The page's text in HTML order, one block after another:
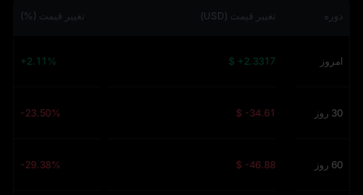
دوره تغییر قیمت (USD) تغییر قیمت (%)
امروز $ +2.3317
+2.11%
30 روز $ -34.61
-23.50%
60 روز $ -46.88
-29.38%